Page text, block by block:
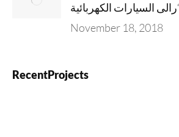
السيارات الكهربائية
November 18, 2018
RecentProjects